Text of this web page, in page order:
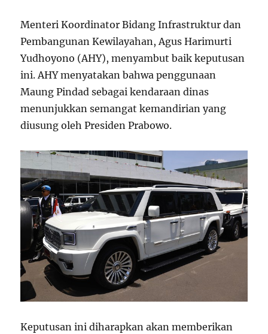
Menteri Koordinator Bidang Infrastruktur dan
Pembangunan Kewilayahan, Agus Harimurti
Yudhoyono (AHY), menyambut baik keputusan
ini. AHY menyatakan bahwa penggunaan
Maung Pindad sebagai kendaraan dinas
menunjukkan semangat kemandirian yang
diusung oleh Presiden Prabowo.
Keputusan ini diharapkan akan memberikan